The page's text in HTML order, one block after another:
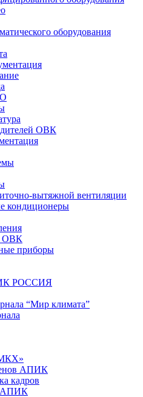
оборудования
ОВК
вытяжной вентиляции
кондиционеры
ОВК
приборы
РОССИЯ
“Мир климата”
АПИК
кадров
АПИК